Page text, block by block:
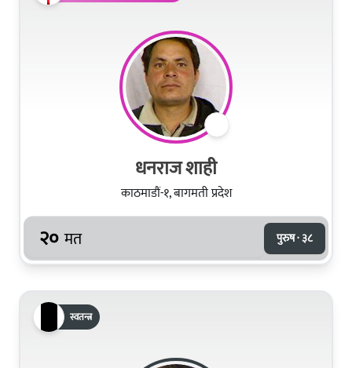
धनराज शाही
काठमाडौं-१, बागमती प्रदेश
२० मत पुरुष · ३८
स्वतन्त्र